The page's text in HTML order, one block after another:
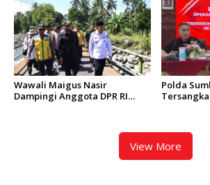
Wawali Maigus Nasir
Dampingi Anggota DPR RI
Polda
View More